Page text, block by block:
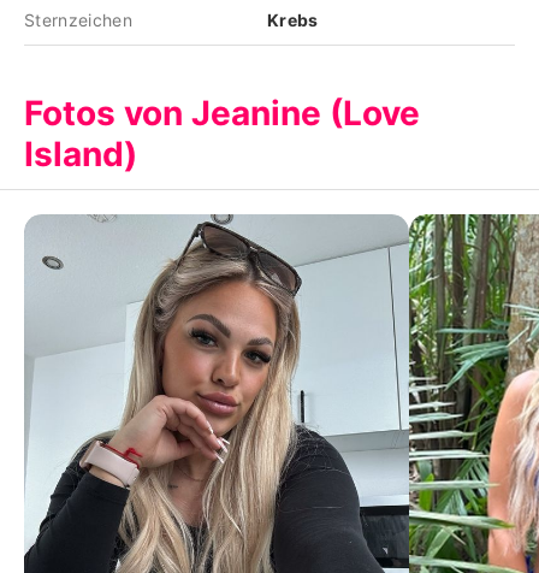
Sternzeichen Krebs
Fotos von Jeanine (Love
Island)